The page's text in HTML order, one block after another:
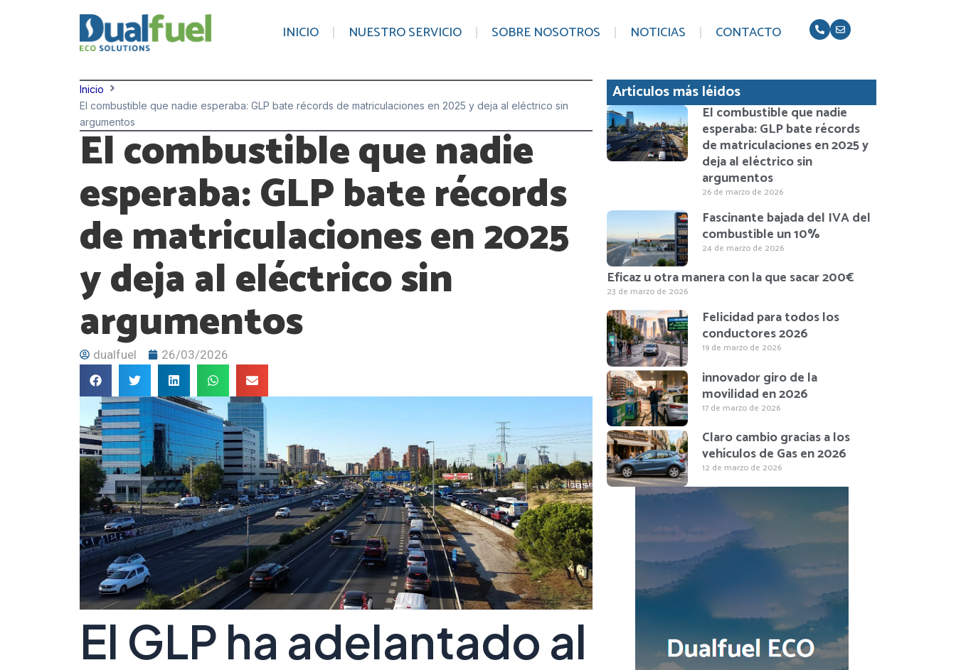
INICIO NUESTRO SERVICIO SOBRE NOSOTROS NOTICIAS CONTACTO
Inicio
El combustible que nadie esperaba: GLP bate récords de matriculaciones en 2025 y deja al eléctrico sin
argumentos
El combustible que nadie
esperaba: GLP bate récords
de matriculaciones en 2025
y deja al eléctrico sin
argumentos
dualfuel 26/03/2026
El GLP ha adelantado al
Artículos más léidos
El combustible que nadie
esperaba: GLP bate récords
de matriculaciones en 2025 y
deja al eléctrico sin
argumentos
26 de marzo de 2026
Fascinante bajada del IVA del
combustible un 10%
24 de marzo de 2026
Eficaz u otra manera con la que sacar 200€
23 de marzo de 2026
Felicidad para todos los
conductores 2026
19 de marzo de 2026
innovador giro de la
movilidad en 2026
17 de marzo de 2026
Claro cambio gracias a los
vehículos de Gas en 2026
12 de marzo de 2026